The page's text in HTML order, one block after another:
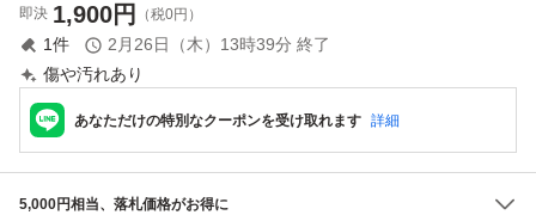
即決 1,900円 （税0円）
1件 2月26日（木）13時39分 終了
傷や汚れあり
あなただけの特別なクーポンを受け取れます 詳細
5,000円相当、落札価格がお得に